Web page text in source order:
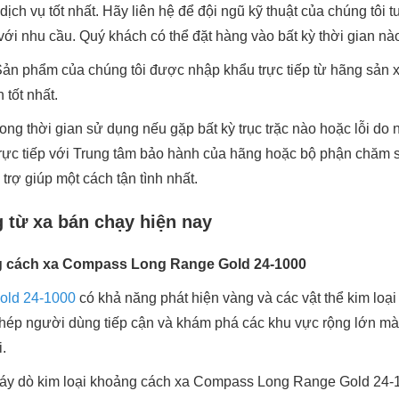
vụ tốt nhất. Hãy liên hệ để đội ngũ kỹ thuật của chúng tôi
nhu cầu. Quý khách có thể đặt hàng vào bất kỳ thời gian
phẩm của chúng tôi được nhập khẩu trực tiếp từ hãng sản
tốt nhất.
thời gian sử dụng nếu gặp bất kỳ trục trặc nào hoặc lỗi do
tiếp với Trung tâm bảo hành của hãng hoặc bộ phận chăm
giúp một cách tận tình nhất.
từ xa bán chạy hiện nay
xa Compass Long Range Gold 24-1000
24-1000 có khả năng phát hiện vàng và các vật thể kim
người dùng tiếp cận và khám phá các khu vực rộng lớn